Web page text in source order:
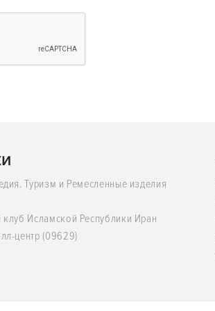
Туризм и Ремесленные изделия
Исламской Республики Иран
центр (09629)